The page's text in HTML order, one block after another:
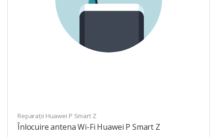
Reparații Huawei P Smart Z
Înlocuire antena Wi-Fi Huawei P Smart Z